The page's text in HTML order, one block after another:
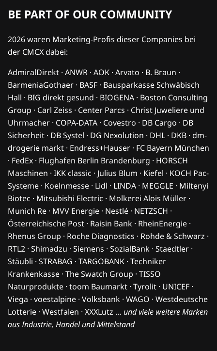
BE PART OF OUR COMMUNITY
2026 waren Marketing-Profis dieser Companies bei
der CMCX dabei:
AdmiralDirekt · ANWR · AOK · Arvato · B. Braun ·
BarmeniaGothaer · BASF · Bausparkasse Schwäbisch
Hall · BIG direkt gesund · BIOGENA · Boston Consulting
Group · Carl Zeiss · Center Parcs · Christ Juweliere und
Uhrmacher · COPA-DATA · Covestro · DB Cargo · DB
Sicherheit · DB Systel · DG Nexolution · DHL · DKB · dm-
drogerie markt · Endress+Hauser · FC Bayern München
· FedEx · Flughafen Berlin Brandenburg · HORSCH
Maschinen · IKK classic · Julius Blum · Kiefel · KOCH Pac-
Systeme · Koelnmesse · Lidl · LINDA · MEGGLE · Miltenyi
Biotec · Mitsubishi Electric · Molkerei Alois Müller ·
Munich Re · MVV Energie · Nestlé · NETZSCH ·
Österreichische Post · Raisin Bank · RheinEnergie ·
Rhenus Group · Roche Diagnostics · Rohde & Schwarz ·
RTL2 · Shimadzu · Siemens · SozialBank · Staedtler ·
Stäubli · STRABAG · TARGOBANK · Techniker
Krankenkasse · The Swatch Group · TISSO
Naturprodukte · toom Baumarkt · Tyrolit · UNICEF ·
Viega · voestalpine · Volksbank · WAGO · Westdeutsche
Lotterie · Westfalen · XXXLutz … und viele weitere Marken
aus Industrie, Handel und Mittelstand